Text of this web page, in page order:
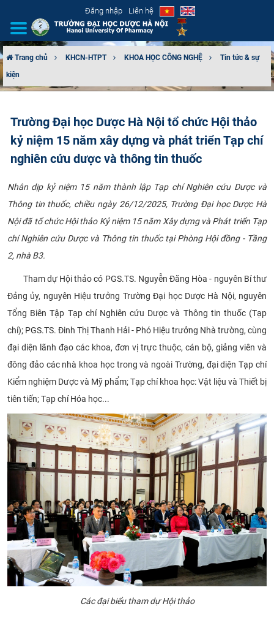
Đăng nhập Liên hệ
GIỚI THIỆU
TUYỂN SINH
ĐẢM BẢO CHẤT LƯỢNG
KHOA HỌC CÔNG NGHỆ
HTQT
CỰU NGƯỜI HỌC
Trang chủ KHCN-HTPT KHOA HỌC CÔNG NGHỆ
Tin tức & sự
kiện
Trường Đại học Dược Hà Nội tổ chức Hội thảo
kỷ niệm 15 năm xây dựng và phát triển Tạp chí
nghiên cứu dược và thông tin thuốc
Nhân dịp kỷ niệm 15 năm thành lập Tạp chí Nghiên cứu Dược và
Thông tin thuốc, chiều ngày 26/12/2025, Trường Đại học Dược Hà
Nội đã tổ chức Hội thảo Kỷ niệm 15 năm Xây dựng và Phát triển Tạp
chí Nghiên cứu Dược và Thông tin thuốc tại Phòng Hội đồng - Tầng
2, nhà B3.
Tham dự Hội thảo có PGS.TS. Nguyễn Đăng Hòa - nguyên Bí thư
Đảng ủy, nguyên Hiệu trưởng Trường Đại học Dược Hà Nội, nguyên
Tổng Biên Tập Tạp chí Nghiên cứu Dược và Thông tin thuốc (Tạp
chí); PGS.TS. Đinh Thị Thanh Hải - Phó Hiệu trưởng Nhà trường, cùng
đại diện lãnh đạo các khoa, đơn vị trực thuộc, cán bộ, giảng viên và
đông đảo các nhà khoa học trong và ngoài Trường, đại diện Tạp chí
Kiểm nghiệm Dược và Mỹ phẩm; Tạp chí khoa học: Vật liệu và Thiết bị
tiên tiến; Tạp chí Hóa học...
Các đại biểu tham dự Hội thảo